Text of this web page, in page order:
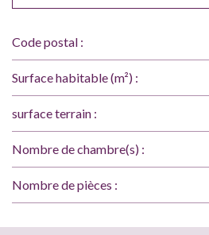
Code postal :
Surface habitable (m²) :
surface terrain :
Nombre de chambre(s) :
Nombre de pièces :